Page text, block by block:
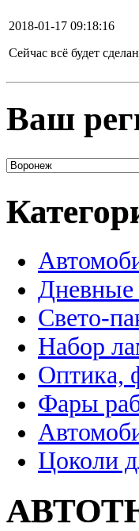
2018-01-17 09:18:16
Сейчас всё будет
Ваш
Дневные
Свето-
Набор
Оптика,
Фары
Цоколи